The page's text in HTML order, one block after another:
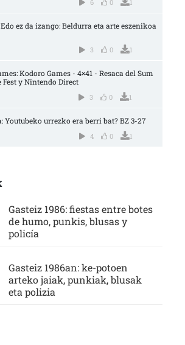
6 0 1
ez da izango: Beldurra eta arte eszenikoa
3 0 1
Kodoro Games - 4×41 - Resaca del Sum
Fest y Nintendo Direct
3 0 1
Youtubeko urrezko era berri bat? BZ 3-27
4 0 1
Gasteiz 1986: fiestas entre botes
de humo, punkis, blusas y
policía
Gasteiz 1986an: ke-potoen
arteko jaiak, punkiak, blusak
eta polizia